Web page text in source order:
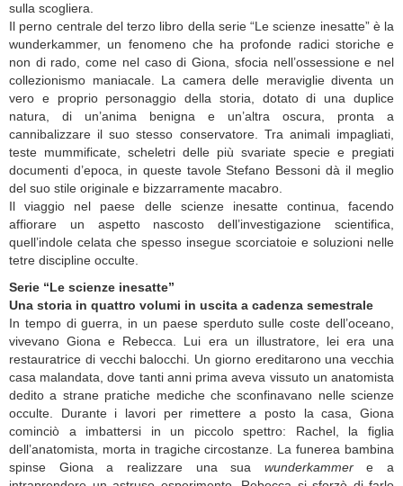
sulla scogliera.
Il perno centrale del terzo libro della serie “Le scienze inesatte” è la
wunderkammer, un fenomeno che ha profonde radici storiche e
non di rado, come nel caso di Giona, sfocia nell’ossessione e nel
collezionismo maniacale. La camera delle meraviglie diventa un
vero e proprio personaggio della storia, dotato di una duplice
natura, di un’anima benigna e un’altra oscura, pronta a
cannibalizzare il suo stesso conservatore. Tra animali impagliati,
teste mummificate, scheletri delle più svariate specie e pregiati
documenti d’epoca, in queste tavole Stefano Bessoni dà il meglio
del suo stile originale e bizzarramente macabro.
Il viaggio nel paese delle scienze inesatte continua, facendo
affiorare un aspetto nascosto dell’investigazione scientifica,
quell’indole celata che spesso insegue scorciatoie e soluzioni nelle
tetre discipline occulte.
Serie “Le scienze inesatte”
Una storia in quattro volumi in uscita a cadenza semestrale
In tempo di guerra, in un paese sperduto sulle coste dell’oceano,
vivevano Giona e Rebecca. Lui era un illustratore, lei era una
restauratrice di vecchi balocchi. Un giorno ereditarono una vecchia
casa malandata, dove tanti anni prima aveva vissuto un anatomista
dedito a strane pratiche mediche che sconfinavano nelle scienze
occulte. Durante i lavori per rimettere a posto la casa, Giona
cominciò a imbattersi in un piccolo spettro: Rachel, la figlia
dell’anatomista, morta in tragiche circostanze. La funerea bambina
spinse Giona a realizzare una sua wunderkammere a